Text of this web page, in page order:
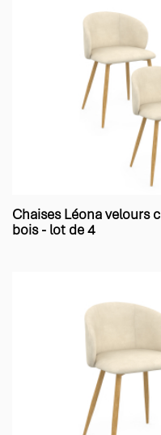
Chaises Léona velours crème et pieds métal
bois - lot de 4